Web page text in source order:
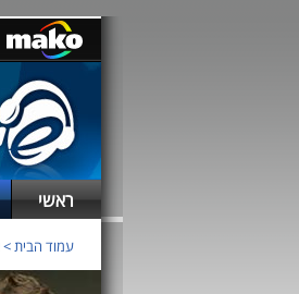
ראשי
עמוד הבית>